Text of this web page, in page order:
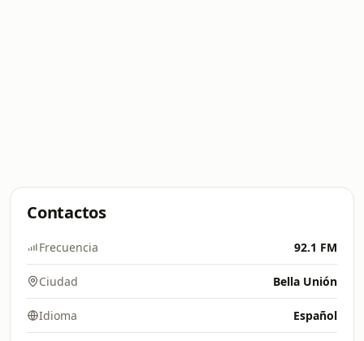
Contactos
Frecuencia 92.1 FM
Ciudad Bella Unión
Idioma Español